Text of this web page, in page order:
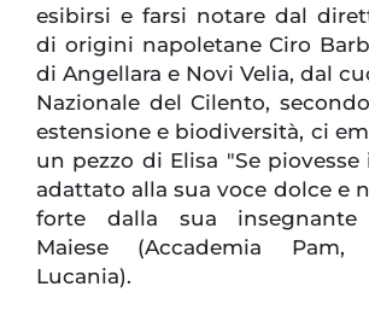
esibirsi e farsi notare dal
di origini napoletane Ciro
di Angellara e Novi Velia, dal
Nazionale del Cilento,
estensione e biodiversità, ci
un pezzo di Elisa "Se
adattato alla sua voce dolce e
forte dalla sua
Maiese (Accademia
Lucania).